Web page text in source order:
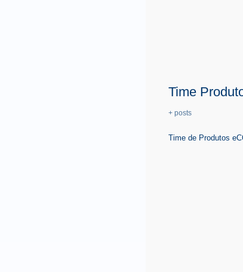
Time
+ posts
Time de Produtos